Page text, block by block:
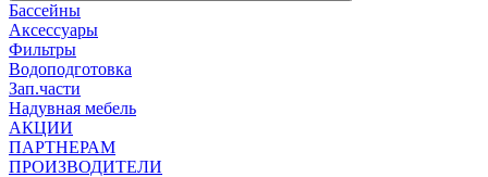
Бассейны
Аксессуары
Фильтры
Водоподготовка
Зап.части
Надувная мебель
АКЦИИ
ПАРТНЕРАМ
ПРОИЗВОДИТЕЛИ